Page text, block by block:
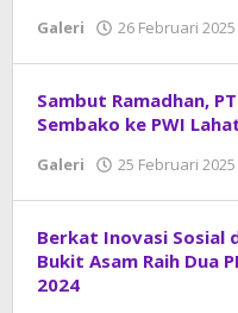
Galeri 26 Februari 2025
Sambut Ramadhan,
Sembako ke PWI
Galeri 25 Februari 2025
Berkat Inovasi Sosial
Bukit Asam Raih Dua
2024